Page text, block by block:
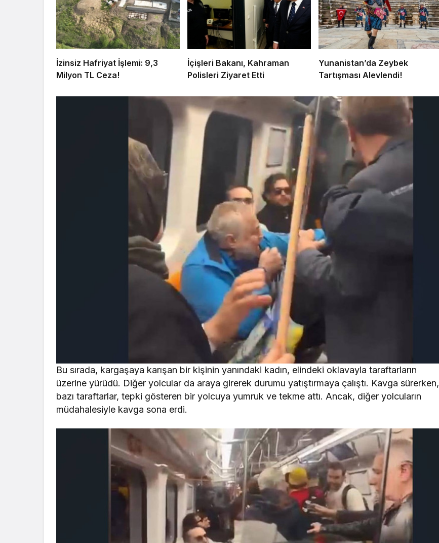
İzinsiz Hafriyat İşlemi: 9,3
Milyon TL Ceza!
İçişleri Bakanı, Kahraman
Polisleri Ziyaret Etti
Yunanistan’da Zeybek
Tartışması Alevlendi!
Bu sırada, kargaşaya karışan bir kişinin yanındaki kadın, elindeki oklavayla taraftarların
üzerine yürüdü. Diğer yolcular da araya girerek durumu yatıştırmaya çalıştı. Kavga sürerken,
bazı taraftarlar, tepki gösteren bir yolcuya yumruk ve tekme attı. Ancak, diğer yolcuların
müdahalesiyle kavga sona erdi.